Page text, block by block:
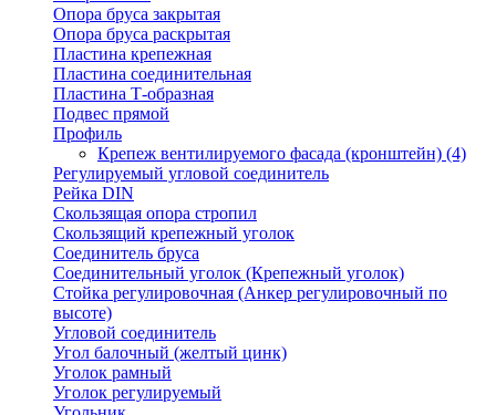
Опора бруса закрытая
Опора бруса раскрытая
Пластина крепежная
Пластина соединительная
Пластина Т-образная
Подвес прямой
Профиль
Крепеж вентилируемого фасада (кронштейн) (4)
Регулируемый угловой соединитель
Рейка DIN
Скользящая опора стропил
Скользящий крепежный уголок
Соединитель бруса
Соединительный уголок (Крепежный уголок)
Стойка регулировочная (Анкер регулировочный по
высоте)
Угловой соединитель
Угол балочный (желтый цинк)
Уголок рамный
Уголок регулируемый